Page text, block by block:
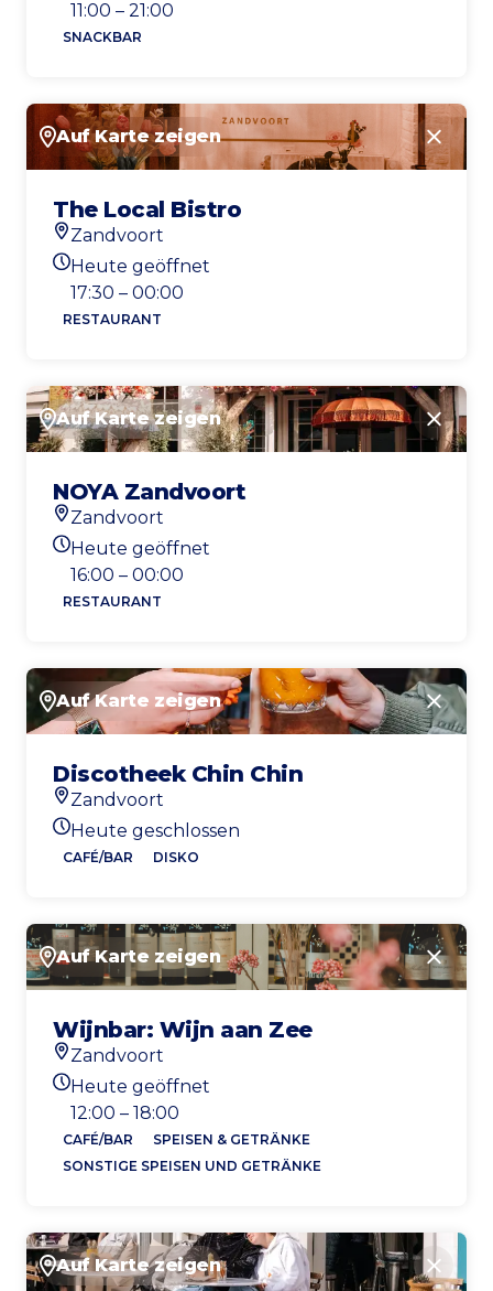
11:00 – 21:00
SNACKBAR
Auf Karte zeigen
The Local Bistro
Standort
Zandvoort
Heutigen Öffnungszeiten
Heute geöffnet
17:30 – 00:00
RESTAURANT
Auf Karte zeigen
NOYA Zandvoort
Standort
Zandvoort
Heutigen Öffnungszeiten
Heute geöffnet
16:00 – 00:00
RESTAURANT
Auf Karte zeigen
Discotheek Chin Chin
Standort
Zandvoort
Heutigen Öffnungszeiten
Heute geschlossen
CAFÉ/BAR DISKO
Auf Karte zeigen
Wijnbar: Wijn aan Zee
Standort
Zandvoort
Heutigen Öffnungszeiten
Heute geöffnet
12:00 – 18:00
CAFÉ/BAR
SPEISEN & GETRÄNKE
SONSTIGE SPEISEN UND GETRÄNKE
Auf Karte zeigen